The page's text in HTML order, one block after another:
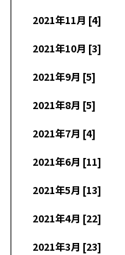
2021年11月 [4]
2021年10月 [3]
2021年9月 [5]
2021年8月 [5]
2021年7月 [4]
2021年6月 [11]
2021年5月 [13]
2021年4月 [22]
2021年3月 [23]